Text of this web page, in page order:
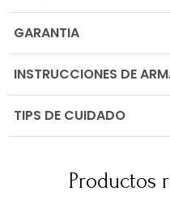
GARANTIA
INSTRUCCIONES DE
TIPS DE CUIDADO
Productos